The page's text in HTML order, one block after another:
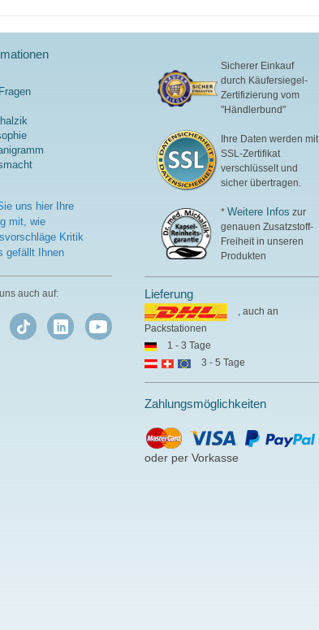
uns hier Ihre
mit, wie
Kritik
gefällt Ihnen
auch auf:
Sicherer Einkauf
durch Käufersiegel-
Zertifizierung vom
"Händlerbund"
Ihre Daten werden mit
SSL-Zertifikat
verschlüsselt und
sicher übertragen.
*Weitere Infos zur
genauen Zusatzstoff-
Freiheit in unseren
Produkten
Lieferung
, auch an
Packstationen
1 - 3 Tage
3 - 5 Tage
Zahlungsmöglichkeiten
oder per Vorkasse